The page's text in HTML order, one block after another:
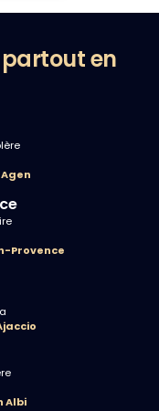
partout en
Provence
Albi